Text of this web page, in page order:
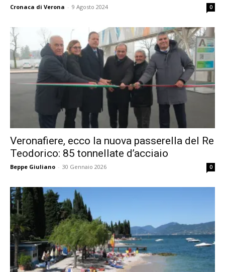
Cronaca di Verona - 9 Agosto 2024 0
Veronafiere, ecco la nuova passerella del Re
Teodorico: 85 tonnellate d’acciaio
Beppe Giuliano - 30 Gennaio 2026 0